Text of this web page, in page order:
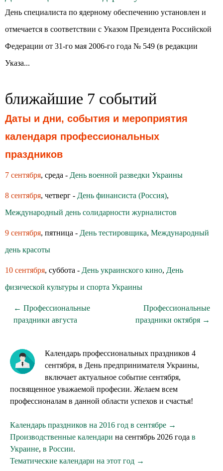
День специалиста по ядерному обеспечению установлен и
отмечается в соответствии с Указом Президента Российской
Федерации от 31-го мая 2006-го года № 549 (в редакции
Указа...
ближайшие 7 событий
Даты и дни, события и мероприятия
календаря профессиональных
праздников
7 сентября, среда - День военной разведки Украины
8 сентября, четверг - День финансиста (Россия),
Международный день солидарности журналистов
9 сентября, пятница - День тестировщика, Международный
день красоты
10 сентября, суббота - День украинского кино, День
физической культуры и спорта Украины
← Профессиональные
праздники августа
Профессиональные
праздники октября →
Календарь профессиональных праздников 4
сентября, в День предпринимателя Украины,
включает актуальное событие сентября,
посвященное уважаемой професии. Желаем всем
профессионалам в данной области успехов и счастья!
Календарь праздников на 2016 год в сентябре →
Производственные календари на сентябрь 2026 года в
Украине, в России.
Тематические календари на этот год →